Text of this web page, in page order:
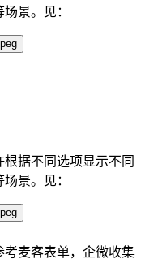
景。见：
据不同选项显示不同
景。见：
麦客表单，企微收集